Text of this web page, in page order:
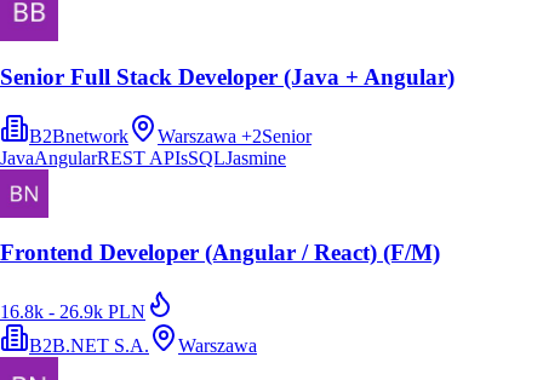
Senior Full Stack Developer (Java + Angular)
B2Bnetwork Warszawa +2Senior
JavaAngularREST APIsSQLJasmine
Frontend Developer (Angular / React) (F/M)
16.8k - 26.9k PLN
B2B.NET S.A.
Warszawa